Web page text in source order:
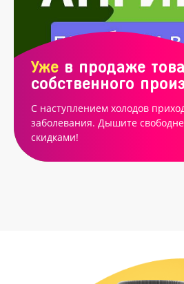
Уже в продаже
собственного
С наступлением холодов
заболевания. Дышите
скидками!